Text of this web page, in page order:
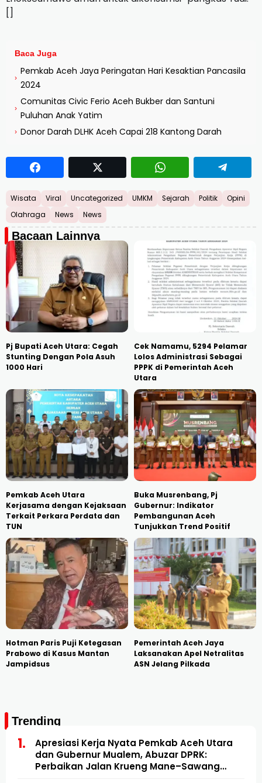
[]
Baca Juga
›
Pemkab Aceh Jaya Peringatan Hari Kesaktian Pancasila
2024
›
Comunitas Civic Ferio Aceh Bukber dan Santuni
Puluhan Anak Yatim
› Donor Darah DLHK Aceh Capai 218 Kantong Darah
Wisata Viral Uncategorized UMKM Sejarah Politik
Opini
Olahraga
News News
Bacaan Lainnya
Pj Bupati Aceh Utara: Cegah
Stunting Dengan Pola Asuh
1000 Hari
Cek Namamu, 5294 Pelamar
Lolos Administrasi Sebagai
PPPK di Pemerintah Aceh
Utara
Pemkab Aceh Utara
Kerjasama dengan Kejaksaan
Terkait Perkara Perdata dan
TUN
Buka Musrenbang, Pj
Gubernur: Indikator
Pembangunan Aceh
Tunjukkan Trend Positif
Hotman Paris Puji Ketegasan
Prabowo di Kasus Mantan
Jampidsus
Pemerintah Aceh Jaya
Laksanakan Apel Netralitas
ASN Jelang Pilkada
Trending
Apresiasi Kerja Nyata Pemkab Aceh Utara
dan Gubernur Mualem, Abuzar DPRK:
Perbaikan Jalan Krueng Mane–Sawang